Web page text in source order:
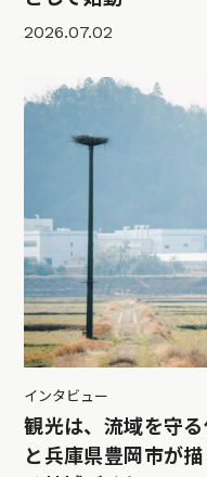
2026.07.02
インタビュー
観光は、流域を守
と兵庫県豊岡市が